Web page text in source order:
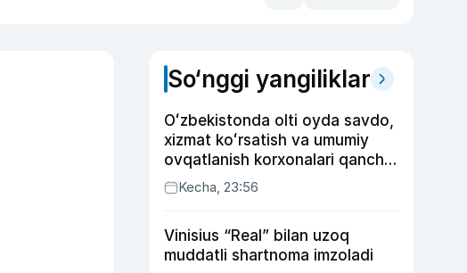
So‘nggi yangiliklar
Oʻzbekistonda olti oyda savdo,
xizmat koʻrsatish va umumiy
ovqatlanish korxonalari qancha
soliq toʻlagani ochiqlandi
Kecha, 23:56
Vinisius “Real” bilan uzoq
muddatli shartnoma imzoladi